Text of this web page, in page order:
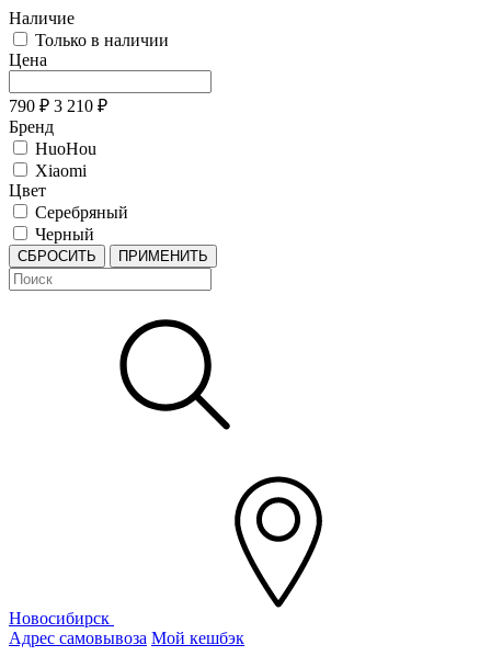
Наличие
Только в наличии
Цена
790 ₽ 3 210 ₽
Бренд
HuoHou
Xiaomi
Цвет
Серебряный
Черный
СБРОСИТЬ ПРИМЕНИТЬ
Новосибирск
Адрес самовывоза Мой кешбэк